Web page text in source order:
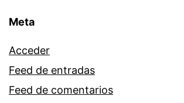
Meta
Acceder
Feed de entradas
Feed de comentarios